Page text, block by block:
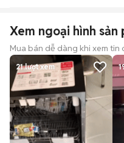
Xem ngoại hình
Mua bán dễ dàng khi xem tin
21lượt xem